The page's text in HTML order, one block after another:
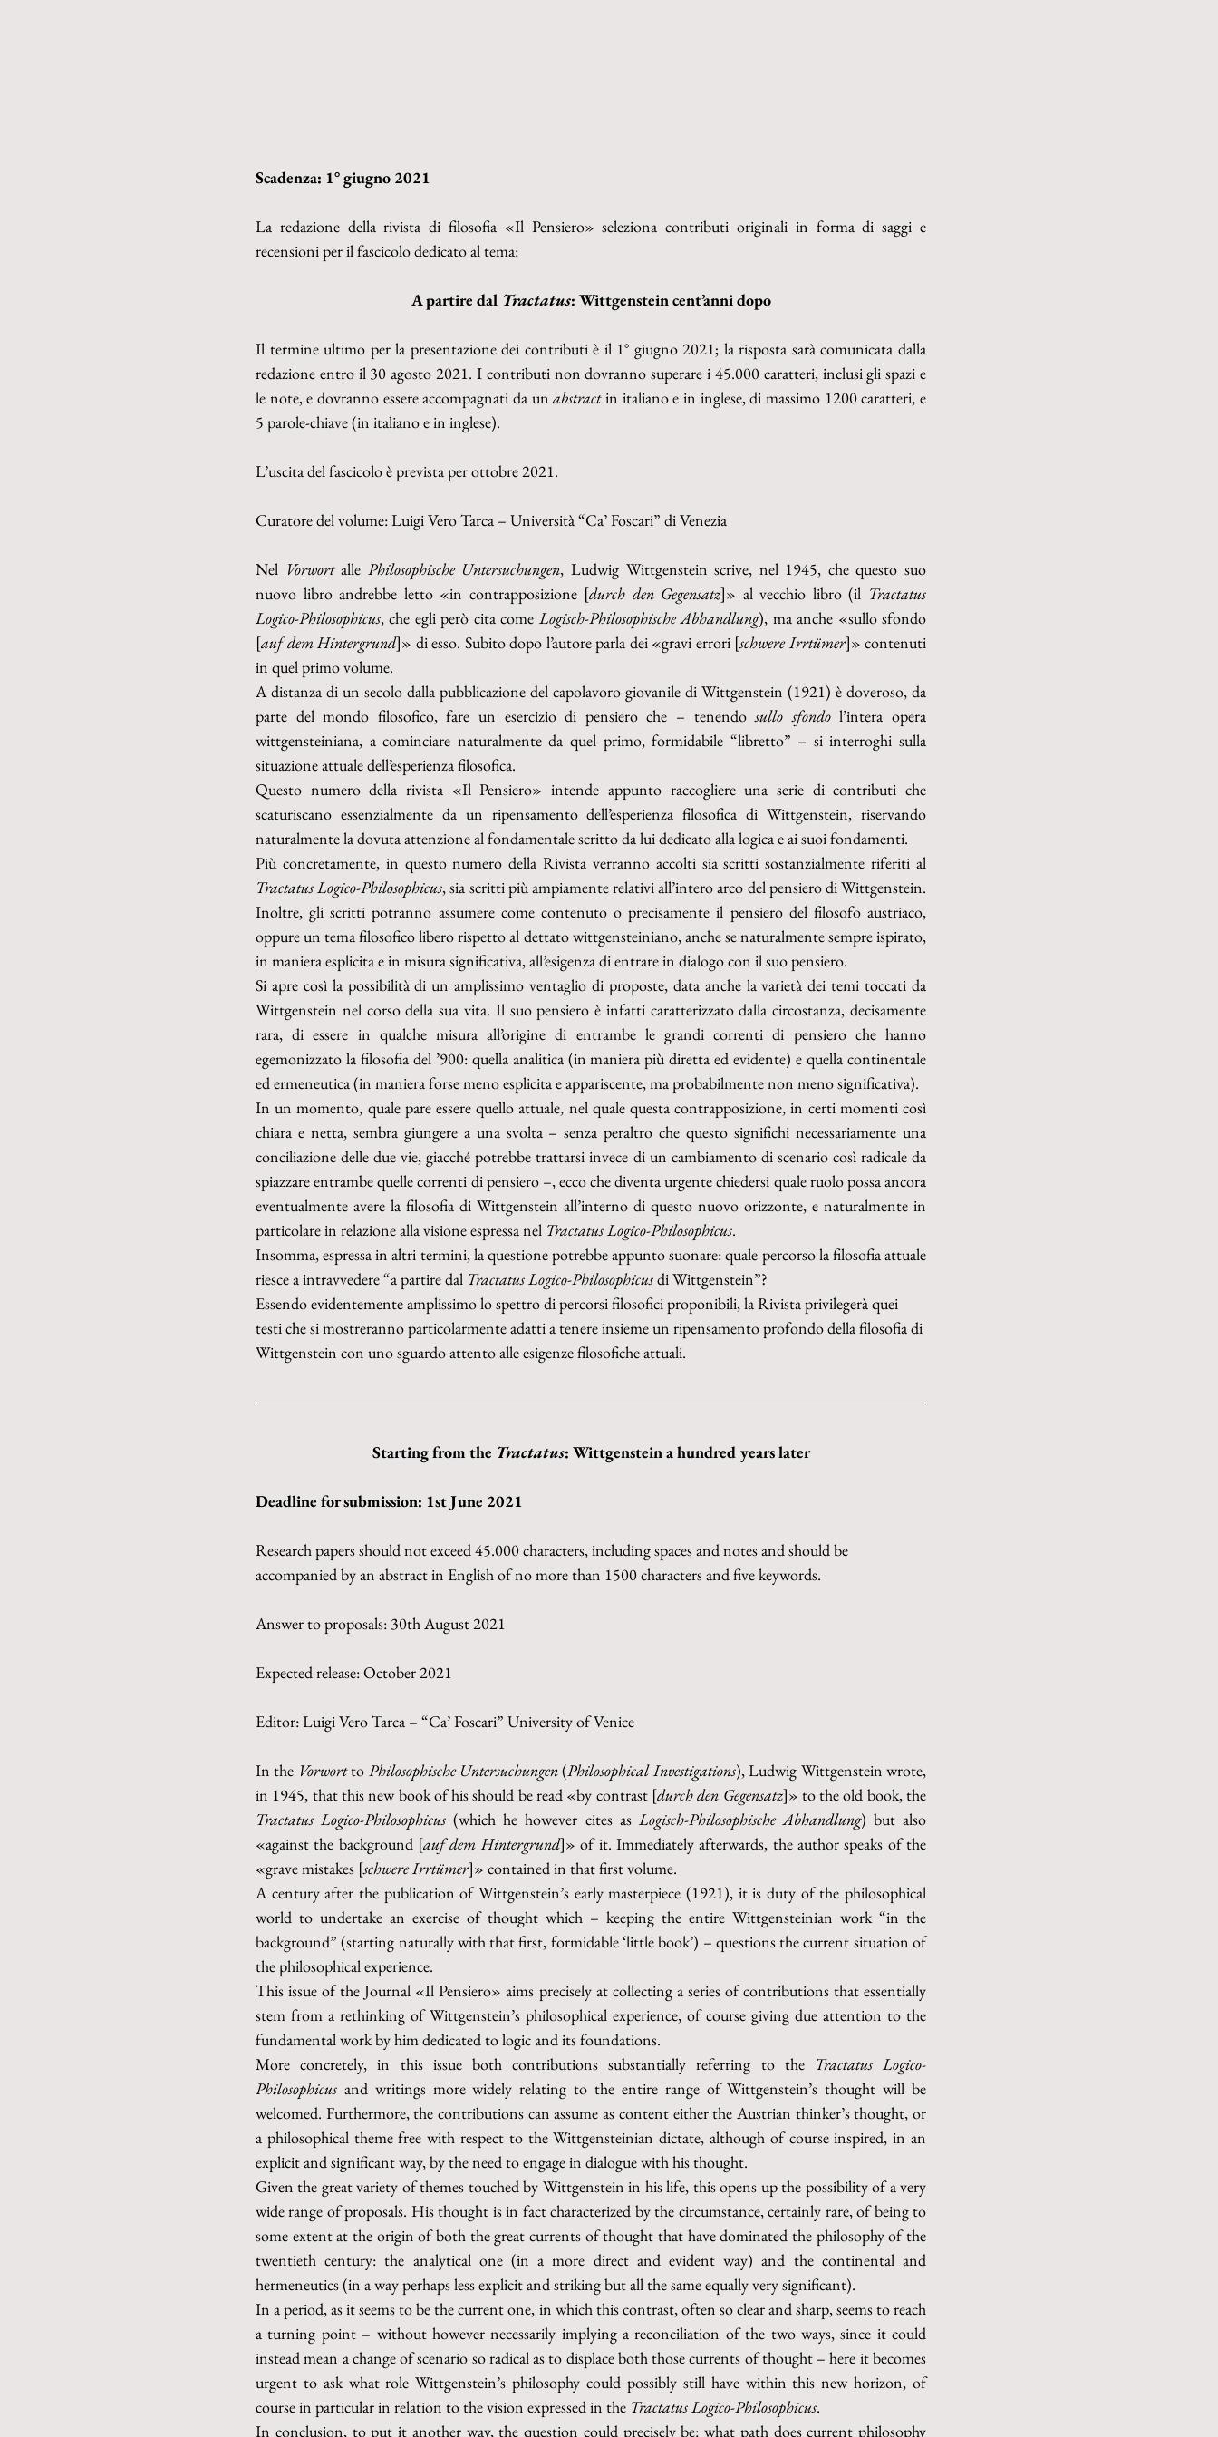
Scadenza: 1° giugno 2021
La redazione della rivista di filosofia «Il Pensiero» seleziona contributi originali in forma di saggi e
recensioni per il fascicolo dedicato al tema:
A partire dal Tractatus: Wittgenstein cent’anni dopo
Il termine ultimo per la presentazione dei contributi è il 1° giugno 2021; la risposta sarà comunicata dalla
redazione entro il 30 agosto 2021. I contributi non dovranno superare i 45.000 caratteri, inclusi gli spazi e
le note, e dovranno essere accompagnati da un abstract in italiano e in inglese, di massimo 1200 caratteri, e
5 parole-chiave (in italiano e in inglese).
L’uscita del fascicolo è prevista per ottobre 2021.
Curatore del volume: Luigi Vero Tarca – Università “Ca’ Foscari” di Venezia
Nel Vorwort alle Philosophische Untersuchungen, Ludwig Wittgenstein scrive, nel 1945, che questo suo
nuovo libro andrebbe letto «in contrapposizione [durch den Gegensatz]» al vecchio libro (il Tractatus
Logico-Philosophicus, che egli però cita come Logisch-Philosophische Abhandlung), ma anche «sullo sfondo
[auf dem Hintergrund]» di esso. Subito dopo l’autore parla dei «gravi errori [schwere Irrtümer]» contenuti
in quel primo volume.
A distanza di un secolo dalla pubblicazione del capolavoro giovanile di Wittgenstein (1921) è doveroso, da
parte del mondo filosofico, fare un esercizio di pensiero che – tenendo sullo sfondo l’intera opera
wittgensteiniana, a cominciare naturalmente da quel primo, formidabile “libretto” – si interroghi sulla
situazione attuale dell’esperienza filosofica.
Questo numero della rivista «Il Pensiero» intende appunto raccogliere una serie di contributi che
scaturiscano essenzialmente da un ripensamento dell’esperienza filosofica di Wittgenstein, riservando
naturalmente la dovuta attenzione al fondamentale scritto da lui dedicato alla logica e ai suoi fondamenti.
Tractatus Logico-Philosophicus, sia scritti più ampiamente relativi all’intero arco del pensiero di Wittgenstein.
Inoltre, gli scritti potranno assumere come contenuto o precisamente il pensiero del filosofo austriaco,
oppure un tema filosofico libero rispetto al dettato wittgensteiniano, anche se naturalmente sempre ispirato,
in maniera esplicita e in misura significativa, all’esigenza di entrare in dialogo con il suo pensiero.
Si apre così la possibilità di un amplissimo ventaglio di proposte, data anche la varietà dei temi toccati da
Wittgenstein nel corso della sua vita. Il suo pensiero è infatti caratterizzato dalla circostanza, decisamente
rara, di essere in qualche misura all’origine di entrambe le grandi correnti di pensiero che hanno
egemonizzato la filosofia del ’900: quella analitica (in maniera più diretta ed evidente) e quella continentale
ed ermeneutica (in maniera forse meno esplicita e appariscente, ma probabilmente non meno significativa).
In un momento, quale pare essere quello attuale, nel quale questa contrapposizione, in certi momenti così
chiara e netta, sembra giungere a una svolta – senza peraltro che questo significhi necessariamente una
conciliazione delle due vie, giacché potrebbe trattarsi invece di un cambiamento di scenario così radicale da
spiazzare entrambe quelle correnti di pensiero –, ecco che diventa urgente chiedersi quale ruolo possa ancora
eventualmente avere la filosofia di Wittgenstein all’interno di questo nuovo orizzonte, e naturalmente in
particolare in relazione alla visione espressa nel Tractatus Logico-Philosophicus.
Insomma, espressa in altri termini, la questione potrebbe appunto suonare: quale percorso la filosofia attuale
riesce a intravvedere “a partire dal Tractatus Logico-Philosophicus di Wittgenstein”?
Essendo evidentemente amplissimo lo spettro di percorsi filosofici proponibili, la Rivista privilegerà quei
testi che si mostreranno particolarmente adatti a tenere insieme un ripensamento profondo della filosofia di
Wittgenstein con uno sguardo attento alle esigenze filosofiche attuali.
Starting from the Tractatus: Wittgenstein a hundred years later
Deadline for submission: 1st June 2021
Research papers should not exceed 45.000 characters, including spaces and notes and should be
accompanied by an abstract in English of no more than 1500 characters and five keywords.
Answer to proposals: 30th August 2021
Expected release: October 2021
Editor: Luigi Vero Tarca – “Ca’ Foscari” University of Venice
In the Vorwort to Philosophische Untersuchungen (Philosophical Investigations), Ludwig Wittgenstein wrote,
in 1945, that this new book of his should be read «by contrast [durch den Gegensatz
Tractatus Logico-Philosophicus (which he however cites as Logisch-Philosophische Abhandlung) but also
«against the background [auf dem Hintergrund]» of it. Immediately afterwards, the author speaks of the
«grave mistakes [schwere Irrtümer]» contained in that first volume.
A century after the publication of Wittgenstein’s early masterpiece (1921), it is duty of the philosophical
world to undertake an exercise of thought which – keeping the entire Wittgensteinian work “in the
background” (starting naturally with that first, formidable ‘little book’) – questions the current situation of
the philosophical experience.
This issue of the Journal «Il Pensiero» aims precisely at collecting a series of contributions that essentially
stem from a rethinking of Wittgenstein’s philosophical experience, of course giving due attention to the
fundamental work by him dedicated to logic and its foundations.
More concretely, in this issue both contributions substantially referring to the Tractatus Logico-
Philosophicus and writings more widely relating to the entire range of Wittgenstein’s thought will be
welcomed. Furthermore, the contributions can assume as content either the Austrian thinker’s thought, or
a philosophical theme free with respect to the Wittgensteinian dictate, although of course inspired, in an
explicit and significant way, by the need to engage in dialogue with his thought.
Given the great variety of themes touched by Wittgenstein in his life, this opens up the possibility of a very
wide range of proposals. His thought is in fact characterized by the circumstance, certainly rare, of being to
some extent at the origin of both the great currents of thought that have dominated the philosophy of the
twentieth century: the analytical one (in a more direct and evident way) and the continental and
hermeneutics (in a way perhaps less explicit and striking but all the same equally very significant).
In a period, as it seems to be the current one, in which this contrast, often so clear and sharp, seems to reach
a turning point – without however necessarily implying a reconciliation of the two ways, since it could
instead mean a change of scenario so radical as to displace both those currents of thought – here it becomes
urgent to ask what role Wittgenstein’s philosophy could possibly still have within this new horizon, of
course in particular in relation to the vision expressed in the Tractatus Logico-Philosophicus.
In conclusion, to put it another way, the question could precisely be: what path does current philosophy